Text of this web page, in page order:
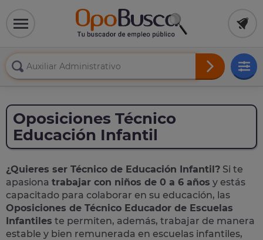
Oposiciones Técnico
Educación Infantil
¿Quieres ser Técnico de Educación Infantil? Si te
apasiona trabajar con niños de 0 a 6 años y estás
capacitado para colaborar en su educación, las
Oposiciones de Técnico Educador de Escuelas
Infantiles te permiten, además, trabajar de manera
estable y bien remunerada en escuelas infantiles,